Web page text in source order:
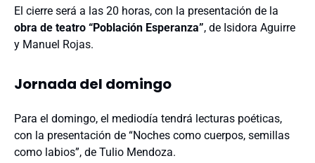
El cierre será a las 20 horas, con la presentación de la
obra de teatro “Población Esperanza”, de Isidora Aguirre
y Manuel Rojas.
Jornada del domingo
Para el domingo, el mediodía tendrá lecturas poéticas,
con la presentación de “Noches como cuerpos, semillas
como labios”, de Tulio Mendoza.